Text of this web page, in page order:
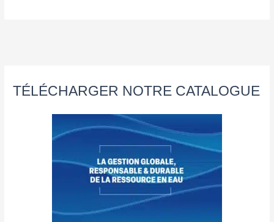
TÉLÉCHARGER NOTRE CATALOGUE